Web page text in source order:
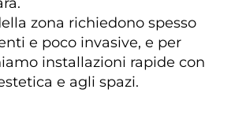
zona richiedono spesso
e poco invasive, e per
installazioni rapide con
e agli spazi.